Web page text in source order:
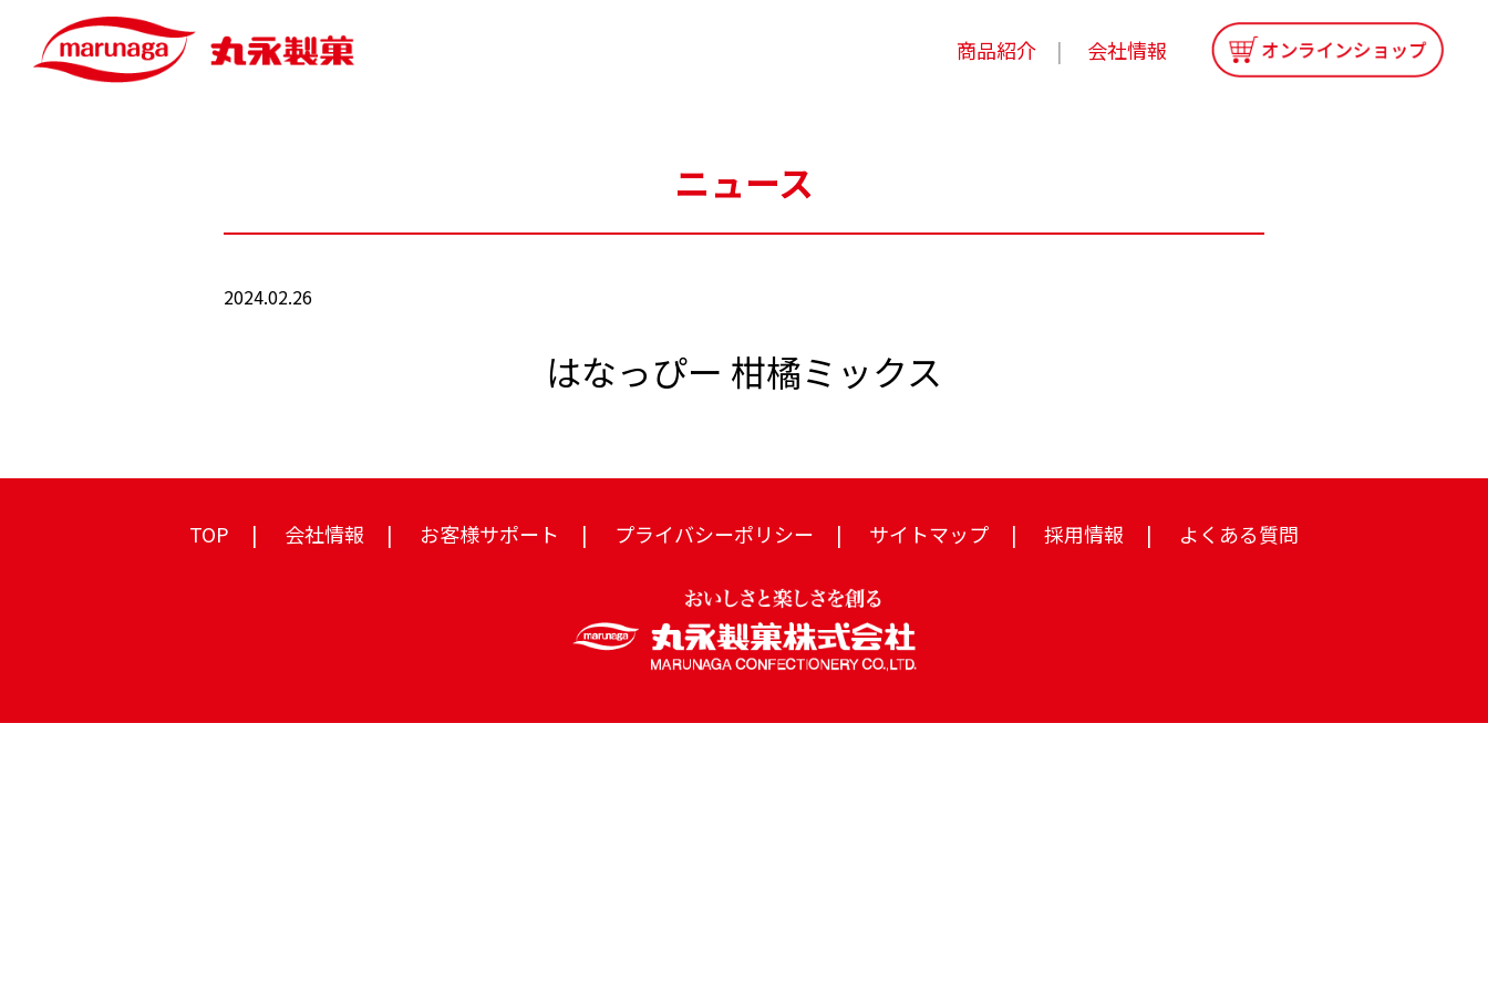
商品紹介 会社情報
ニュース
2024.02.26
はなっぴー 柑橘ミックス
TOP 会社情報 お客様サポート プライバシーポリシー サイトマップ 採用情報 よくある質問